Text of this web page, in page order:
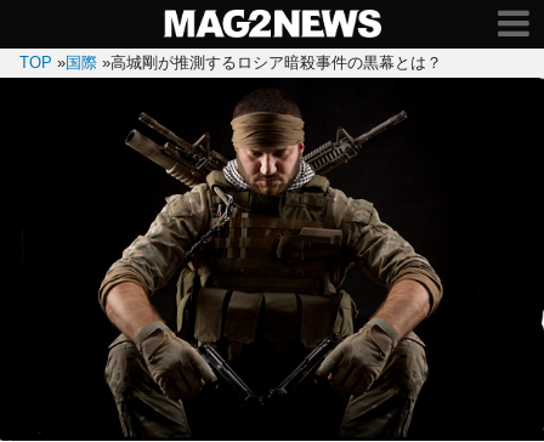
TOP »国際 »高城剛が推測するロシア暗殺事件の黒幕とは？